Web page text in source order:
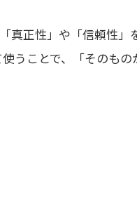
真正性」や「信頼性
うことで、「そのもの